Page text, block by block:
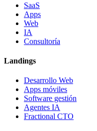
SaaS
Apps
Web
IA
Consultoría
Landings
Desarrollo Web
Apps móviles
Software gestión
Agentes IA
Fractional CTO